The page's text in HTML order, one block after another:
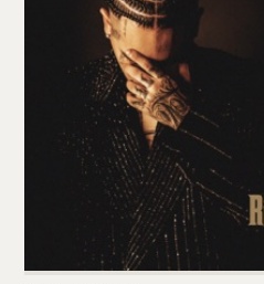
Ode to Love - The 1st Album